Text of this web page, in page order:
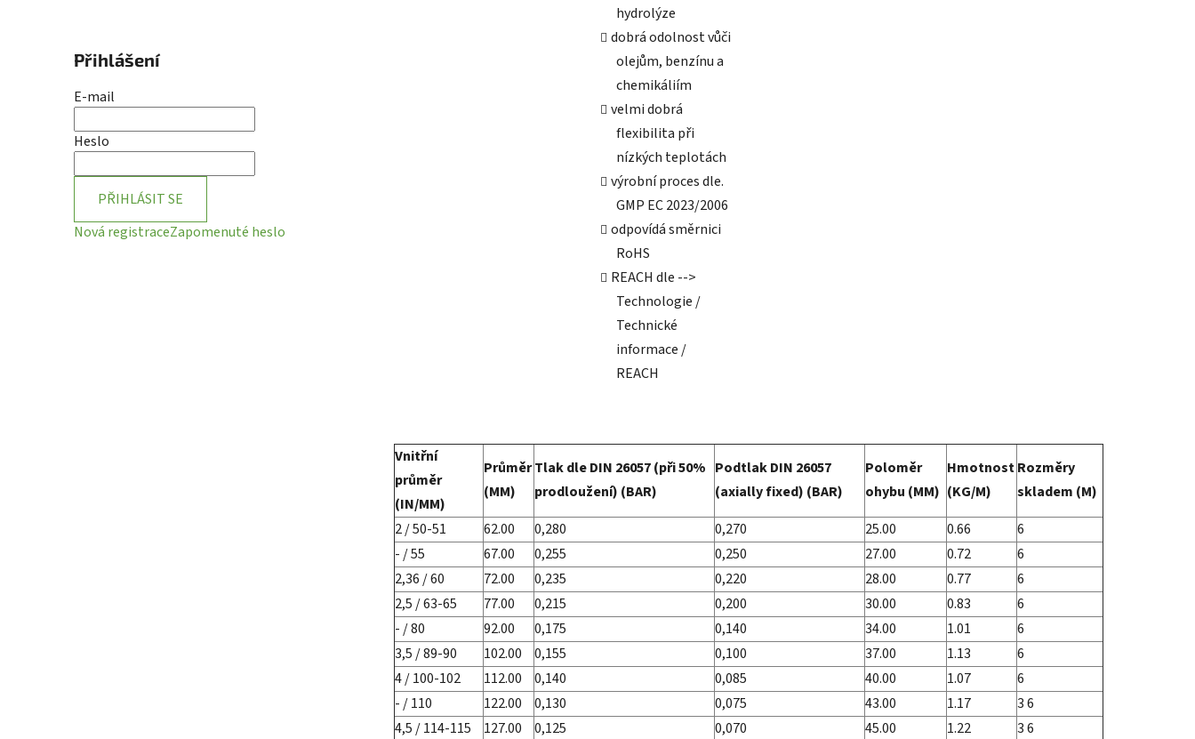
Přihlášení
E-mail
Heslo
PŘIHLÁSIT SE
Nová registraceZapomenuté heslo
hydrolýze
dobrá odolnost vůči
olejům, benzínu a
chemikáliím
velmi dobrá
flexibilita při
nízkých teplotách
výrobní proces dle.
GMP EC 2023/2006
odpovídá směrnici
RoHS
REACH dle -->
Technologie /
Technické
informace /
REACH
Vnitřní
průměr
(IN/MM)
Průměr
(MM)
Tlak dle DIN 26057 (při 50%
prodloužení) (BAR)
Podtlak DIN 26057
(axially fixed) (BAR)
Poloměr
ohybu (MM)
Hmotnost
(KG/M)
Rozměry
skladem (M)
2 / 50-51
62.00 0,280 0,270 25.00 0.66
6
- / 55
67.00 0,255 0,250 27.00 0.72
6
2,36 / 60
72.00 0,235 0,220 28.00 0.77
6
2,5 / 63-65
77.00 0,215 0,200 30.00 0.83
6
- / 80
92.00 0,175 0,140 34.00 1.01
6
3,5 / 89-90
102.00 0,155 0,100 37.00 1.13
6
4 / 100-102
112.00 0,140 0,085 40.00 1.07
6
- / 110
122.00 0,130 0,075 43.00 1.17
3 6
4,5 / 114-115
127.00 0,125 0,070 45.00 1.22
3 6